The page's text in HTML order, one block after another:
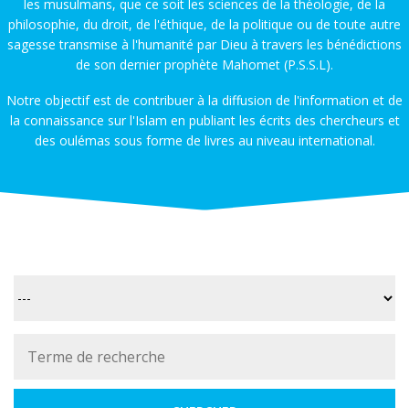
les musulmans, que ce soit les sciences de la théologie, de la
philosophie, du droit, de l'éthique, de la politique ou de toute autre
sagesse transmise à l'humanité par Dieu à travers les bénédictions
de son dernier prophète Mahomet (P.S.S.L).
Notre objectif est de contribuer à la diffusion de l'information et de
la connaissance sur l'Islam en publiant les écrits des chercheurs et
des oulémas sous forme de livres au niveau international.